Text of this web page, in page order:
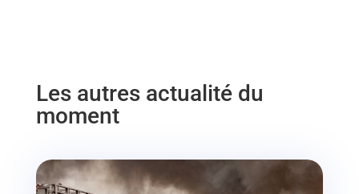
Les autres actualité du
moment